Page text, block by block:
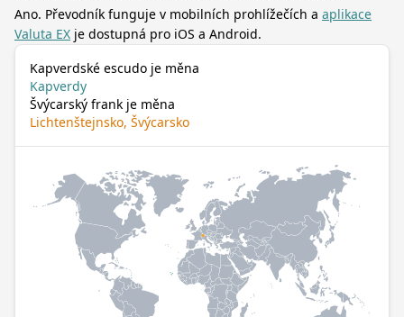
Ano. Převodník funguje v mobilních prohlížečích a aplikace
Valuta EX je dostupná pro iOS a Android.
Kapverdské escudo je měna
Kapverdy
Švýcarský frank je měna
Lichtenštejnsko, Švýcarsko